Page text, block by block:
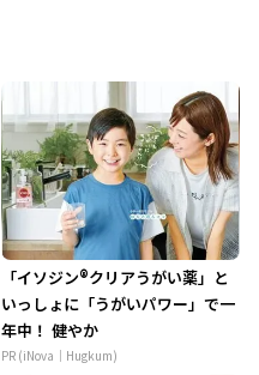
「イソジン®クリアうがい薬」と
いっしょに「うがいパワー」で一
年中！ 健やか
PR (iNova｜Hugkum)